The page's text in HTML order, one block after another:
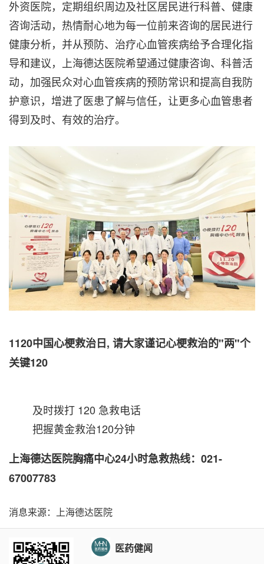
外资医院，定期组织周边及社区居民进行科普、健康
咨询活动，热情耐心地为每一位前来咨询的居民进行
健康分析，并从预防、治疗心血管疾病给予合理化指
导和建议，上海德达医院希望通过健康咨询、科普活
动，加强民众对心血管疾病的预防常识和提高自我防
护意识，增进了医患了解与信任，让更多心血管患者
得到及时、有效的治疗。
1120中国心梗救治日, 请大家谨记心梗救治的"两"个
关键120
及时拨打 120 急救电话
把握黄金救治120分钟
上海德达医院胸痛中心24小时急救热线：021-
67007783
消息来源：上海德达医院
医药健闻